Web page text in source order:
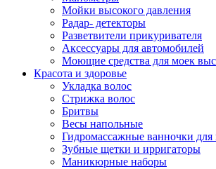
Мойки высокого давления
Радар- детекторы
Разветвители прикуривателя
Аксессуары для автомобилей
Моющие средства для моек
Красота и здоровье
Укладка волос
Стрижка волос
Бритвы
Весы напольные
Гидромассажные ванночки для
Зубные щетки и ирригаторы
Маникюрные наборы